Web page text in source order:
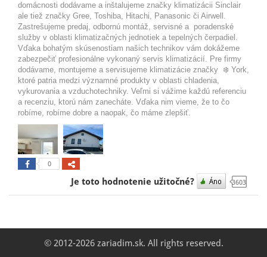
domácnosti dodávame a inštalujeme značky klimatizácii Sinclair
ale tiež značky Gree, Toshiba, Hitachi, Panasonic či Airwell.
Zastrešujeme predaj, odbornú montáž, servisné a poradenské
služby v oblasti klimatizačných jednotiek a tepelných čerpadiel.
Vďaka bohatým skúsenostiam našich technikov vám dokážeme
zabezpečiť profesionálne vykonaný servis klimatizácií. Pre firmy
dodávame, montujeme a servisujeme klimatizácie značky ❄️ York,
ktoré patria medzi významné produkty v oblasti chladenia,
vykurovania a vzduchotechniky. Veľmi si vážime každú referenciu
a recenziu, ktorú nám zanecháte. Vďaka nim vieme, že to čo
robíme, robíme dobre a naopak, čo máme zlepšiť.
0
Je toto hodnotenie užitočné? 3603
© 2012-2026 zariadim.sk. All rights reserved.